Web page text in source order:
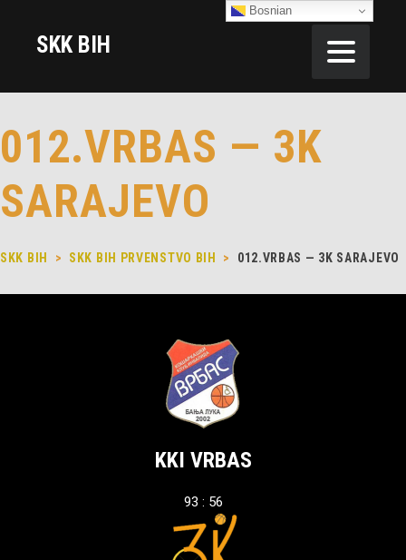
SKK BIH
012.VRBAS — 3K
SARAJEVO
SKK BIH > SKK BIH PRVENSTVO BIH > 012.VRBAS — 3K SARAJEVO
KKI VRBAS
93 : 56
Bosnian